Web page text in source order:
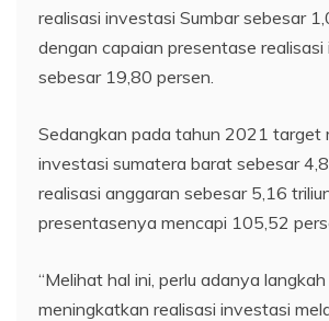
realisasi investasi Sumbar sebesar
dengan capaian presentase
sebesar 19,80 persen.
Sedangkan pada tahun 2021 target
investasi sumatera barat sebesar
realisasi anggaran sebesar 5,16
presentasenya mencapi 105,52
“Melihat hal ini, perlu adanya
meningkatkan realisasi investasi